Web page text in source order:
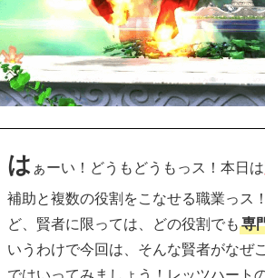
は ぁーい！どうもどうもっス！本日は
補助と複数の役割をこなせる職業っス
ど、賢者に限っては、どの役割でも 専
いうわけで今回は、そんな賢者がなぜ
ではいってみましょう！レッツハート